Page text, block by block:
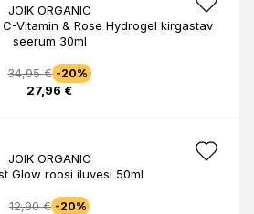
JOIK ORGANIC
C-Vitamin & Rose Hydrogel kirgastav
seerum 30ml
34,95 € -20%
27,96 €
JOIK ORGANIC
Glow roosi iluvesi 50ml
12,90 € -20%